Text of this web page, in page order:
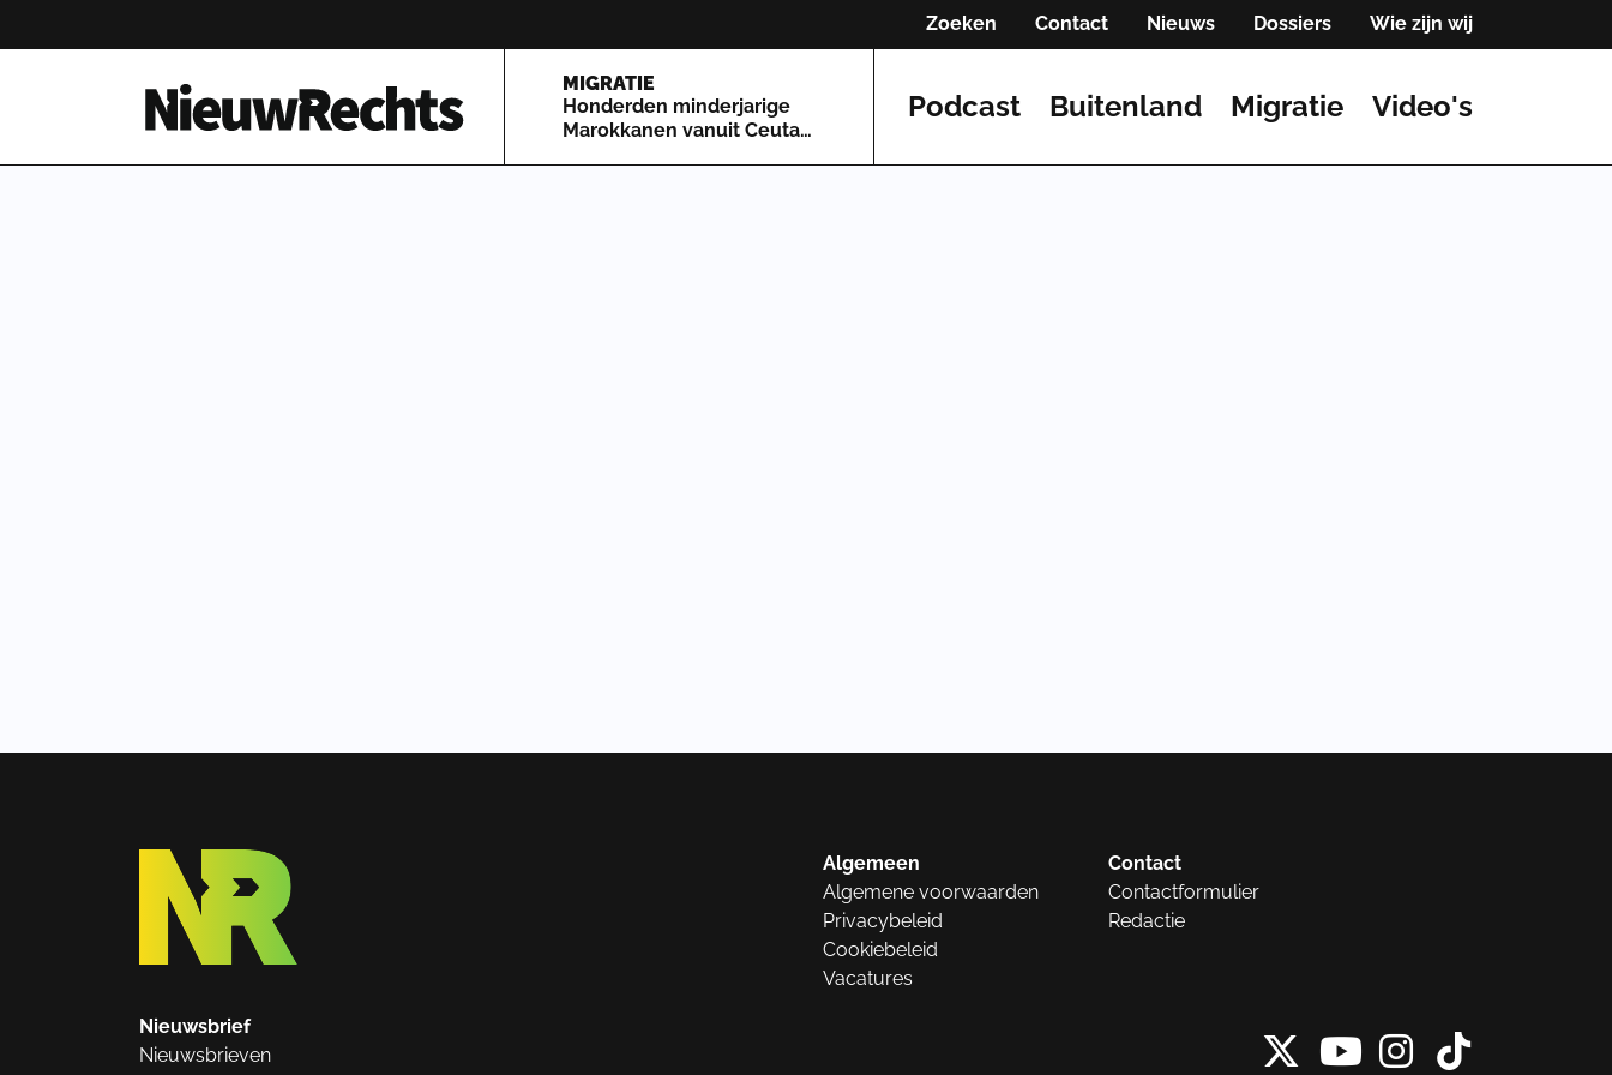
Zoeken Contact Nieuws Dossiers Wie zijn wij
Homepage van NieuwRechts
MIGRATIE
Honderden minderjarige
Marokkanen vanuit Ceuta
Podcast Buitenland Migratie Video's
Algemeen
Algemene voorwaarden
Privacybeleid
Cookiebeleid
Vacatures
Contact
Contactformulier
Redactie
Nieuwsbrief
Nieuwsbrieven
X vanInstagram
Tiktok